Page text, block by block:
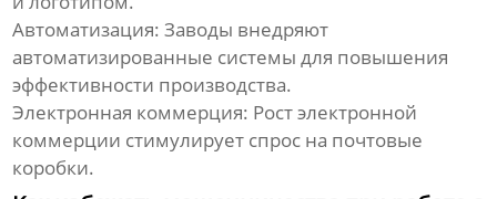
Автоматизация: Заводы внедряют
автоматизированные системы для повышения
эффективности производства.
Электронная коммерция: Рост электронной
коммерции стимулирует спрос на почтовые
коробки.